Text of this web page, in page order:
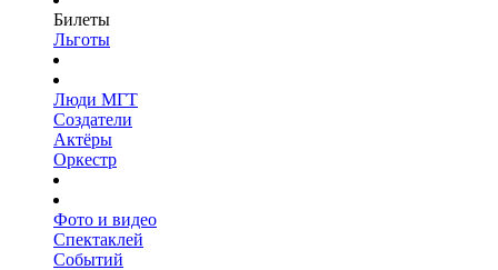
Билеты
Льготы
Люди МГТ
Создатели
Актёры
Оркестр
Фото и видео
Спектаклей
Событий